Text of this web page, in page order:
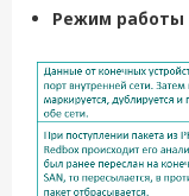
Режим работы